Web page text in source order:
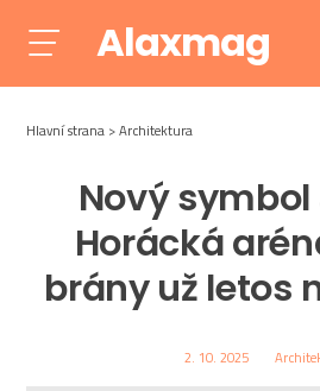
Alaxmag
Hlavní strana Architektura
Nový
Horácká
brány už letos
2. 10. 2025